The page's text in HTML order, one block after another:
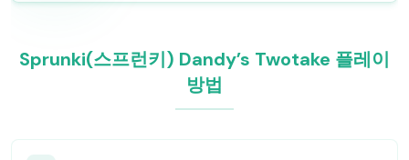
Sprunki(스프런키) Dandy’s Twotake 플레이
방법